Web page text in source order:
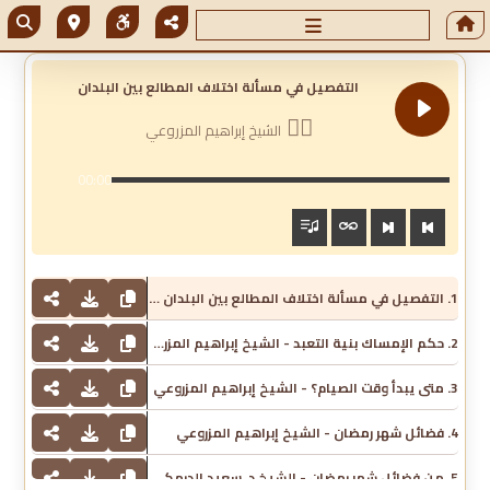
التفصيل في مسألة اختلاف المطالع بين البلدان
الشيخ إبراهيم المزروعي
00:00
1. التفصيل في مسألة اختلاف المطالع بين البلدان - الشيخ إبراهيم المزروعي
2. حكم الإمساك بنية التعبد - الشيخ إبراهيم المزروعي
3. متى يبدأ وقت الصيام؟ - الشيخ إبراهيم المزروعي
4. فضائل شهر رمضان - الشيخ إبراهيم المزروعي
5. من فضائل شهر رمضان - الشيخ د. سعيد الدرمكي